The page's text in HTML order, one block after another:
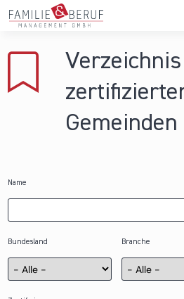
Direkt zum Inhalt
Gemeinden
HochschulenGemeinden
Name
Bundesland Branche